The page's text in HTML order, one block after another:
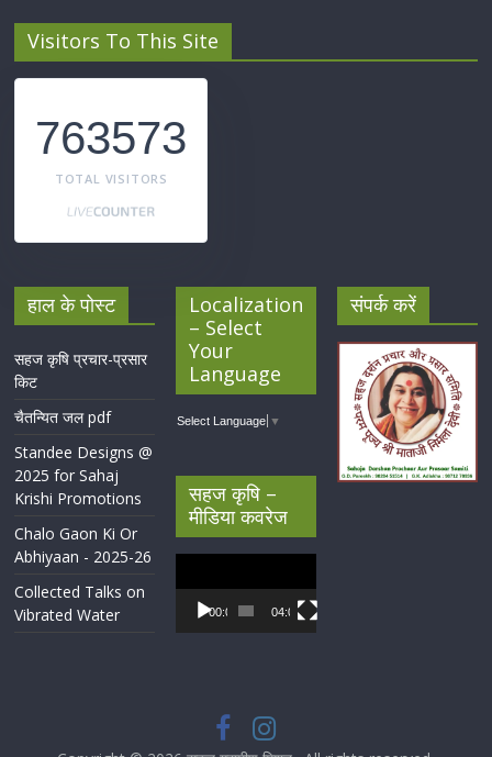
Visitors To This Site
763573
TOTAL VISITORS
हाल के पोस्ट
सहज कृषि प्रचार-प्रसार
किट
चैतन्यित जल pdf
Standee Designs @
2025 for Sahaj
Krishi Promotions
Chalo Gaon Ki Or
Abhiyaan - 2025-26
Collected Talks on
Vibrated Water
Localization
– Select
Your
Language
Select Language ▼
सहज कृषि –
मीडिया कवरेज
Player
00:00 04:07
संपर्क करें